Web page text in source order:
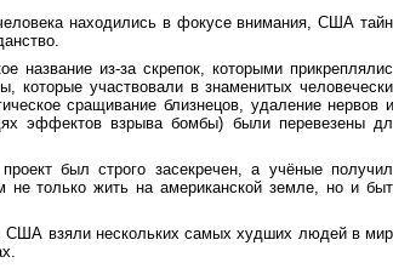
находились в фокусе внимания, США
название из-за скрепок, которыми
которые участвовали в знаменитых
сращивание близнецов, удаление нервов
эффектов взрыва бомбы) были перевезены
был строго засекречен, а учёные
не только жить на американской земле, но и
США взяли нескольких самых худших людей в